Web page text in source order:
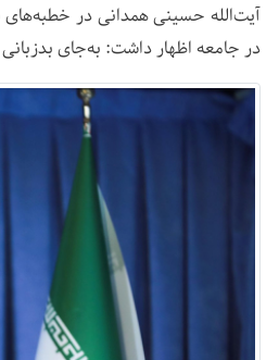
آیت‌الله حسینی همدانی در
در جامعه اظهار داشت: به‌جای